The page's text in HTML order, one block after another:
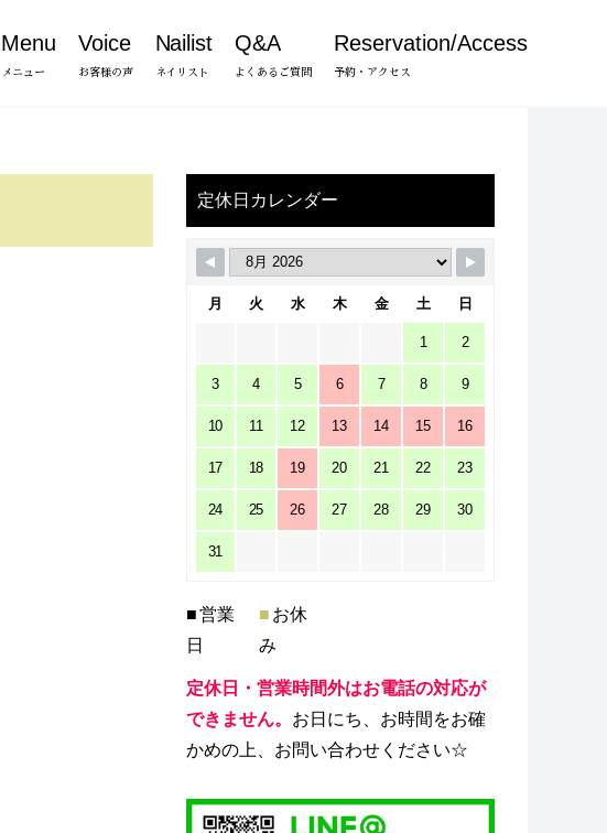
Menu
メニュー
Voice
お客様の声
Nailist
ネイリスト
Q&A
よくあるご質問
Reservation/Access
予約・アクセス
定休日カレンダー
月 火 水 木 金 土 日
1 2
3 4 5 6 7 8 9
10 11 12 13 14 15 16
17 18 19 20 21 22 23
24 25 26 27 28 29 30
31
■営業
日
■ お休
み
定休日・営業時間外はお電話の対応が
できません。 お日にち、お時間をお確
かめの上、お問い合わせください☆